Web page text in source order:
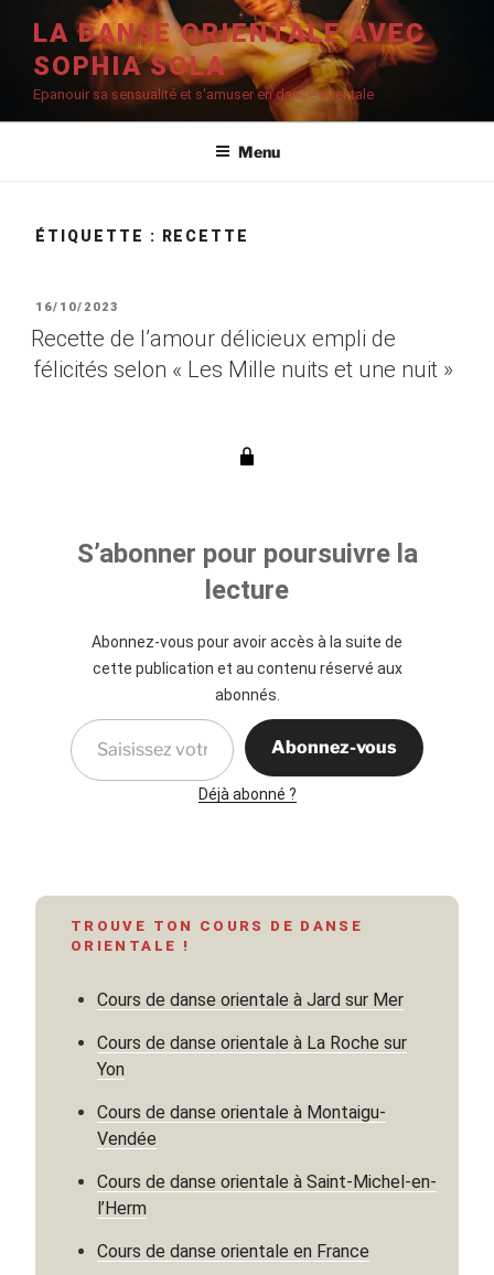
contenu
principal
LA DANSE ORIENTALE AVEC
SOPHIA SOLA
Epanouir sa sensualité et s'amuser en danse orientale
Menu
ÉTIQUETTE : RECETTE
PUBLIÉ
LE
16/10/2023
Recette de l’amour délicieux empli de
félicités selon « Les Mille nuits et une nuit »
S’abonner pour poursuivre la
lecture
Abonnez-vous pour avoir accès à la suite de
cette publication et au contenu réservé aux
abonnés.
Saisissez votre adresse e-mail…
Abonnez-vous
Déjà abonné ?
TROUVE TON COURS DE DANSE
ORIENTALE !
Cours de danse orientale à Jard sur Mer
Cours de danse orientale à La Roche sur
Yon
Cours de danse orientale à Montaigu-
Vendée
Cours de danse orientale à Saint-Michel-en-
l’Herm
Cours de danse orientale en France